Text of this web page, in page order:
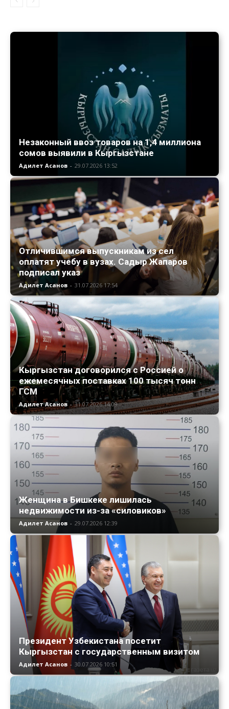
Незаконный ввоз товаров на 1,4 миллиона
сомов выявили в Кыргызстане
Адилет Асанов - 29.07.2026 13:52
Отличившимся выпускникам из сел
оплатят учебу в вузах. Садыр Жапаров
подписал указ
Адилет Асанов - 31.07.2026 17:54
Кыргызстан договорился с Россией о
ежемесячных поставках 100 тысяч тонн
ГСМ
Адилет Асанов - 31.07.2026 14:09
Женщина в Бишкеке лишилась
недвижимости из-за «силовиков»
Адилет Асанов - 29.07.2026 12:39
Президент Узбекистана посетит
Кыргызстан с государственным визитом
Адилет Асанов - 30.07.2026 10:51